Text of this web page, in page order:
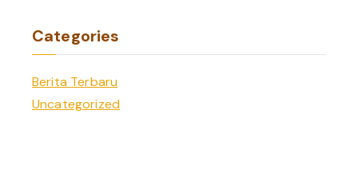
Categories
Berita Terbaru
Uncategorized